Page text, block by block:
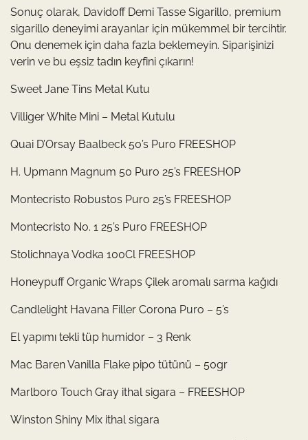
Sonuç olarak, Davidoff Demi Tasse Sigarillo, premium
sigarillo deneyimi arayanlar için mükemmel bir tercihtir.
Onu denemek için daha fazla beklemeyin. Siparişinizi
verin ve bu eşsiz tadın keyfini çıkarın!
Sweet Jane Tins Metal Kutu
Villiger White Mini – Metal Kutulu
Quai D’Orsay Baalbeck 50’s Puro FREESHOP
H. Upmann Magnum 50 Puro 25’s FREESHOP
Montecristo Robustos Puro 25’s FREESHOP
Montecristo No. 1 25’s Puro FREESHOP
Stolichnaya Vodka 100Cl FREESHOP
Honeypuff Organic Wraps Çilek aromalı sarma kağıdı
Candlelight Havana Filler Corona Puro – 5’s
El yapımı tekli tüp humidor – 3 Renk
Mac Baren Vanilla Flake pipo tütünü – 50gr
Marlboro Touch Gray ithal sigara – FREESHOP
Winston Shiny Mix ithal sigara